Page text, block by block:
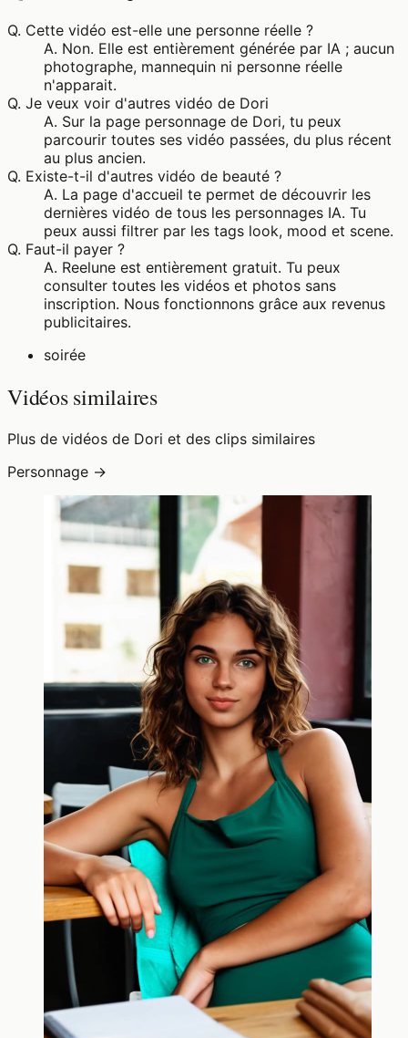
Q. Cette vidéo est-elle une personne réelle ?
A. Non. Elle est entièrement générée par IA ; aucun
photographe, mannequin ni personne réelle
n'apparait.
Q. Je veux voir d'autres vidéo de Dori
A. Sur la page personnage de Dori, tu peux
parcourir toutes ses vidéo passées, du plus récent
au plus ancien.
Q. Existe-t-il d'autres vidéo de beauté ?
A. La page d'accueil te permet de découvrir les
dernières vidéo de tous les personnages IA. Tu
peux aussi filtrer par les tags look, mood et scene.
Q. Faut-il payer ?
A. Reelune est entièrement gratuit. Tu peux
consulter toutes les vidéos et photos sans
inscription. Nous fonctionnons grâce aux revenus
publicitaires.
soirée
Vidéos similaires
Plus de vidéos de Dori et des clips similaires
Personnage →